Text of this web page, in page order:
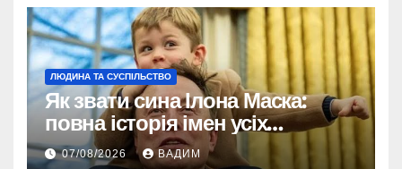
ЛЮДИНА ТА СУСПІЛЬСТВО
Як звати сина Ілона Маска:
повна історія імен усіх
хлопчиків мільярдера
07/08/2026 ВАДИМ